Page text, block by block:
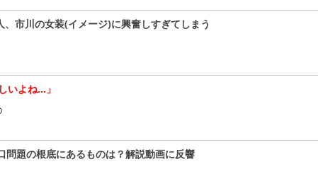
市川の女装(イメージ)に興奮しすぎてしまう
いよね…」
題の根底にあるものは？解説動画に反響